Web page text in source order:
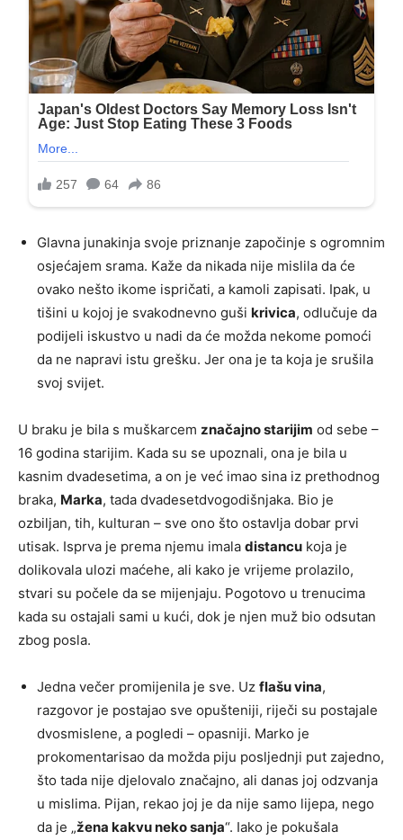
Glavna junakinja svoje priznanje započinje s ogromnim
osjećajem srama. Kaže da nikada nije mislila da će
ovako nešto ikome ispričati, a kamoli zapisati. Ipak, u
tišini u kojoj je svakodnevno guši krivica, odlučuje da
podijeli iskustvo u nadi da će možda nekome pomoći
da ne napravi istu grešku. Jer ona je ta koja je srušila
svoj svijet.
U braku je bila s muškarcem značajno starijim od sebe –
16 godina starijim. Kada su se upoznali, ona je bila u
kasnim dvadesetima, a on je već imao sina iz prethodnog
braka, Marka, tada dvadesetdvogodišnjaka. Bio je
ozbiljan, tih, kulturan – sve ono što ostavlja dobar prvi
utisak. Isprva je prema njemu imala distancu koja je
dolikovala ulozi maćehe, ali kako je vrijeme prolazilo,
stvari su počele da se mijenjaju. Pogotovo u trenucima
kada su ostajali sami u kući, dok je njen muž bio odsutan
zbog posla.
Jedna večer promijenila je sve. Uz flašu vina,
razgovor je postajao sve opušteniji, riječi su postajale
dvosmislene, a pogledi – opasniji. Marko je
prokomentarisao da možda piju posljednji put zajedno,
što tada nije djelovalo značajno, ali danas joj odzvanja
u mislima. Pijan, rekao joj je da nije samo lijepa, nego
da je „žena kakvu neko sanja“. Iako je pokušala